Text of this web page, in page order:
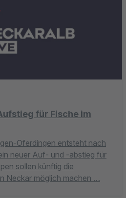
für Fische im
Oferdingen entsteht nach
neuer Auf- und -abstieg für
sollen künftig die
Neckar möglich machen …